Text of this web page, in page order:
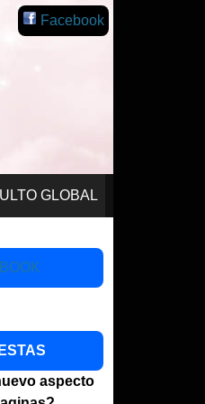
Facebook
GLOBAL
aspecto